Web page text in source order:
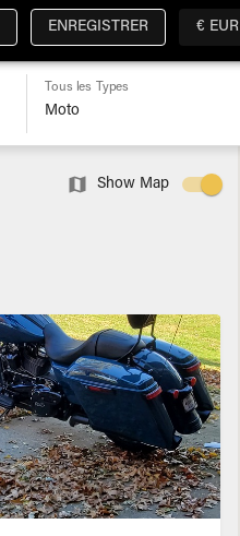
ENREGISTRER € EUR
Tous les Types
Show Map